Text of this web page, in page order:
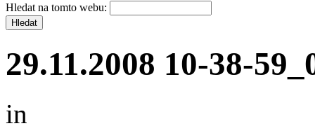
Hledat na tomto webu:
29.11.2008 10-38-
in